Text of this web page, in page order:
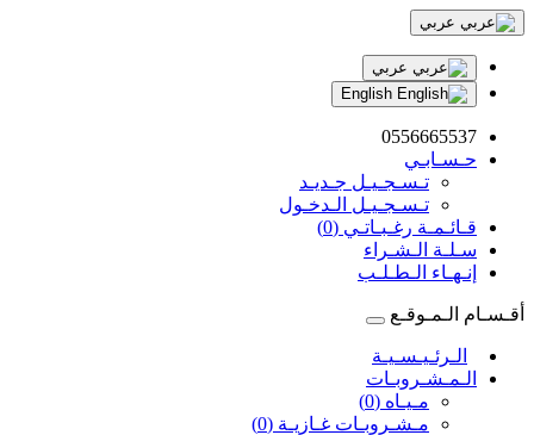
عربي
عربي
0556665537
حـسـابـي
تـسـجـيـل جـديـد
تـسـجـيـل الـدخـول
قـائـمـة رغـبـاتـي (0)
سـلـة الـشـراء
إنـهـاء الـطـلـب
أقـسـام الـمـوقـع
الـرئـيـسـيـة
الـمـشـروبـات
مـيـاه (0)
مـشـروبـات غـازيـة (0)